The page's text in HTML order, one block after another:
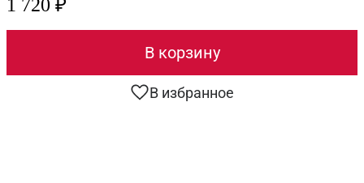
1 720 ₽
В корзину
В избранное